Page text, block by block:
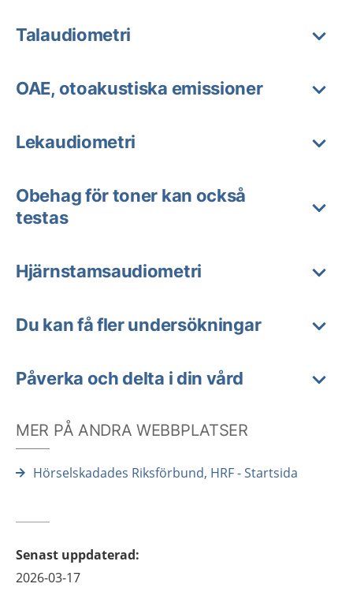
Talaudiometri
OAE, otoakustiska emissioner
Lekaudiometri
Obehag för toner kan också
testas
Hjärnstamsaudiometri
Du kan få fler undersökningar
Påverka och delta i din vård
MER PÅ ANDRA WEBBPLATSER
Hörselskadades Riksförbund, HRF - Startsida
Senast uppdaterad:
2026-03-17